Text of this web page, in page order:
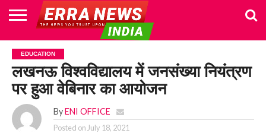
HOME
POLITICS
NEWS
BUSINESS
CULTURE
NATIONAL
SPORTS
LIFESTYLE
TRAVEL
OPINION
BREAKING
NEWS
ENTERTAINMENT
WORLD
CRIME
JOIN
US
EDUCATION
लखनऊ विश्वविद्यालय में जनसंख्या नियंत्रण
पर हुआ वेबिनार का आयोजन
By ENI OFFICE
Posted on July 18, 2021